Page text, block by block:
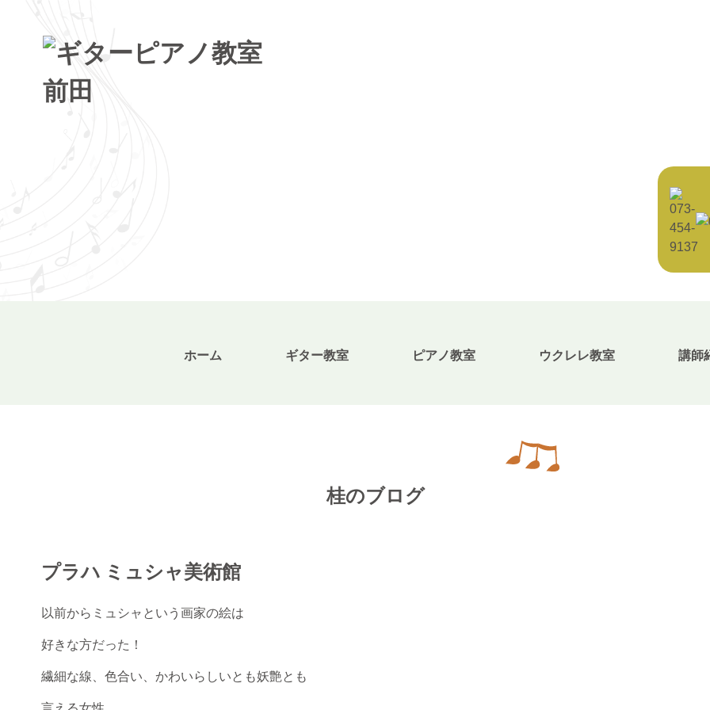
ホーム ギター教室 ピアノ教室 ウクレレ教室 講師
無料体験・お問合せ
桂のブログ
プラハ ミュシャ美術館
以前からミュシャという画家の絵は
好きな方だった！
繊細な線、色合い、かわいらしいとも妖艶とも